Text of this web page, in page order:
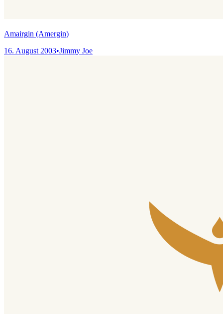
Amairgin (Amergin)
16. August 2003•Jimmy Joe